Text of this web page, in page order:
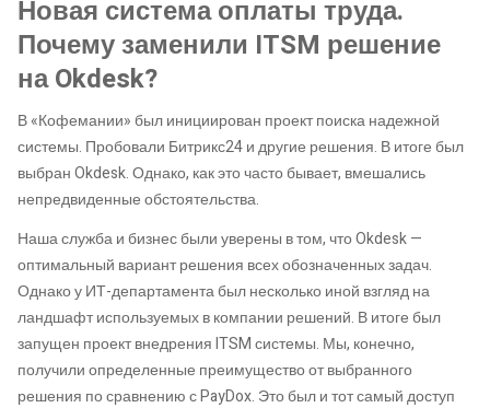
Новая система оплаты труда.
Почему заменили ITSM решение
на Okdesk?
В «Кофемании» был инициирован проект поиска надежной
системы. Пробовали Битрикс24 и другие решения. В итоге был
выбран Okdesk. Однако, как это часто бывает, вмешались
непредвиденные обстоятельства.
Наша служба и бизнес были уверены в том, что Okdesk —
оптимальный вариант решения всех обозначенных задач.
Однако у ИТ-департамента был несколько иной взгляд на
ландшафт используемых в компании решений. В итоге был
запущен проект внедрения ITSM системы. Мы, конечно,
получили определенные преимущество от выбранного
решения по сравнению с PayDox. Это был и тот самый доступ